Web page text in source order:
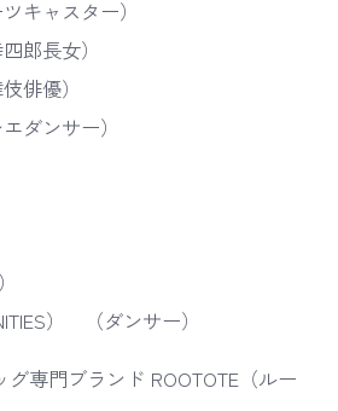
キャスター）
郎長女）
俳優）
ダンサー）
） （ダンサー）
専門ブランド ROOTOTE（ルー